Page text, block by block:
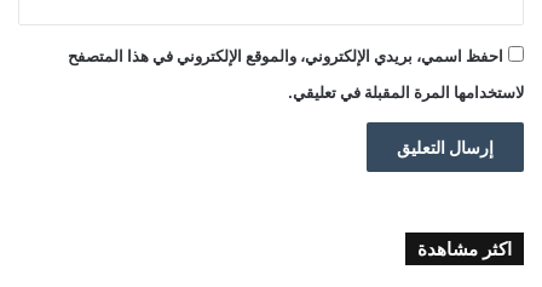
احفظ اسمي، بريدي الإلكتروني، والموقع الإلكتروني في هذا المتصفح
لاستخدامها المرة المقبلة في تعليقي.
اكثر مشاهدة